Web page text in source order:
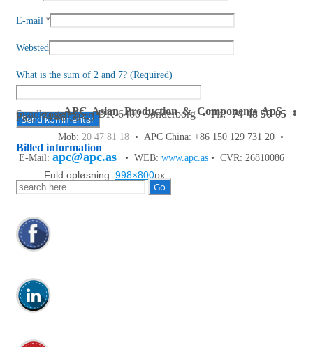
E-mail *
Websted
What is the sum of 2 and 7? (Required)
Billed information
Fuld opløsning: 998×800px
APC Asian Production & Components ApS•
Sundkrogen 35 • DK-6400 Sønderborg • Tlf:74 48 50 05•
Fax: 74 48 50 45
Mob: 20 47 81 18 • APC China: +86 150 129 731 20 •
E-Mail: apc@apc.as • WEB: www.apc.as • CVR: 26810086
Søg